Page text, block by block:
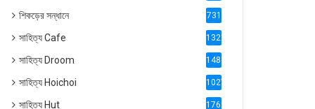
শিকড়ের সন্ধানে 731
সাহিত্য Cafe 1321
সাহিত্য Droom 1488
সাহিত্য Hoichoi 1027
সাহিত্য Hut 1769